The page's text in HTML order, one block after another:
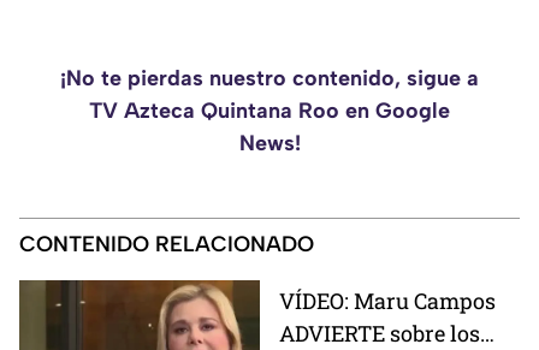
¡No te pierdas nuestro contenido, sigue a
TV Azteca Quintana Roo en Google
News!
CONTENIDO RELACIONADO
VÍDEO: Maru Campos
ADVIERTE sobre los